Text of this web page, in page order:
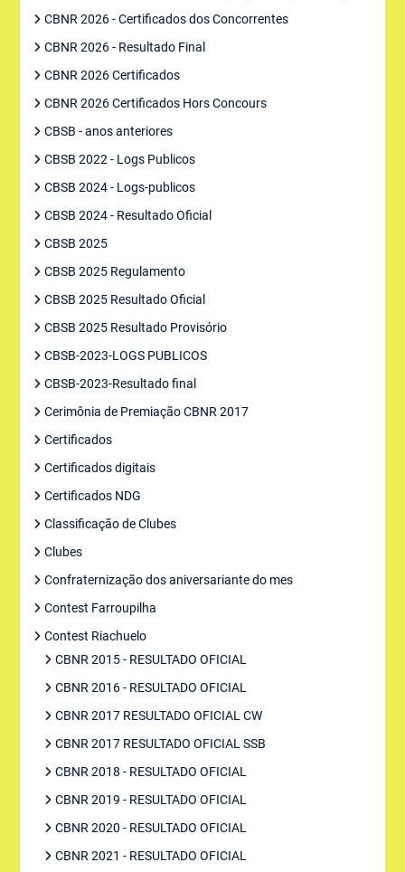
CBNR 2026 - Certificados dos Concorrentes
CBNR 2026 - Resultado Final
CBNR 2026 Certificados
CBNR 2026 Certificados Hors Concours
CBSB - anos anteriores
CBSB 2022 - Logs Publicos
CBSB 2024 - Logs-publicos
CBSB 2024 - Resultado Oficial
CBSB 2025
CBSB 2025 Regulamento
CBSB 2025 Resultado Oficial
CBSB 2025 Resultado Provisório
CBSB-2023-LOGS PUBLICOS
CBSB-2023-Resultado final
Cerimônia de Premiação CBNR 2017
Certificados
Certificados digitais
Certificados NDG
Classificação de Clubes
Clubes
Confraternização dos aniversariante do mes
Contest Farroupilha
Contest Riachuelo
CBNR 2015 - RESULTADO OFICIAL
CBNR 2016 - RESULTADO OFICIAL
CBNR 2017 RESULTADO OFICIAL CW
CBNR 2017 RESULTADO OFICIAL SSB
CBNR 2018 - RESULTADO OFICIAL
CBNR 2019 - RESULTADO OFICIAL
CBNR 2020 - RESULTADO OFICIAL
CBNR 2021 - RESULTADO OFICIAL